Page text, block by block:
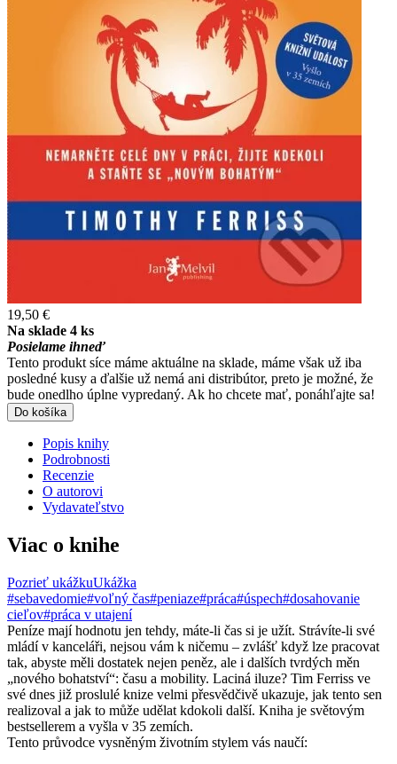
19,50 €
Na sklade 4 ks
Posielame ihneď
Tento produkt síce máme aktuálne na sklade, máme však už iba
posledné kusy a ďalšie už nemá ani distribútor, preto je možné, že
bude onedlho úplne vypredaný. Ak ho chcete mať, ponáhľajte sa!
Do košíka
Popis knihy
Podrobnosti
Recenzie
O autorovi
Vydavateľstvo
Viac o knihe
Pozrieť ukážkuUkážka
#sebavedomie#voľný čas#peniaze#práca#úspech#dosahovanie
cieľov#práca v utajení
Peníze mají hodnotu jen tehdy, máte-li čas si je užít. Strávíte-li své
mládí v kanceláři, nejsou vám k ničemu – zvlášť když lze pracovat
tak, abyste měli dostatek nejen peněz, ale i dalších tvrdých měn
„nového bohatství“: času a mobility. Laciná iluze? Tim Ferriss ve
své dnes již proslulé knize velmi přesvědčivě ukazuje, jak tento sen
realizoval a jak to může udělat kdokoli další. Kniha je světovým
bestsellerem a vyšla v 35 zemích.
Tento průvodce vysněným životním stylem vás naučí: